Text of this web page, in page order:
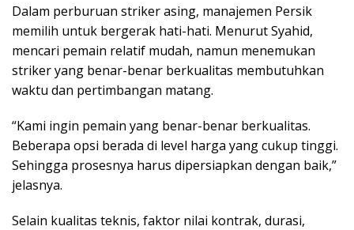
Dalam perburuan striker asing, manajemen Persik
memilih untuk bergerak hati-hati. Menurut Syahid,
mencari pemain relatif mudah, namun menemukan
striker yang benar-benar berkualitas membutuhkan
waktu dan pertimbangan matang.
“Kami ingin pemain yang benar-benar berkualitas.
Beberapa opsi berada di level harga yang cukup tinggi.
Sehingga prosesnya harus dipersiapkan dengan baik,”
jelasnya.
Selain kualitas teknis, faktor nilai kontrak, durasi,